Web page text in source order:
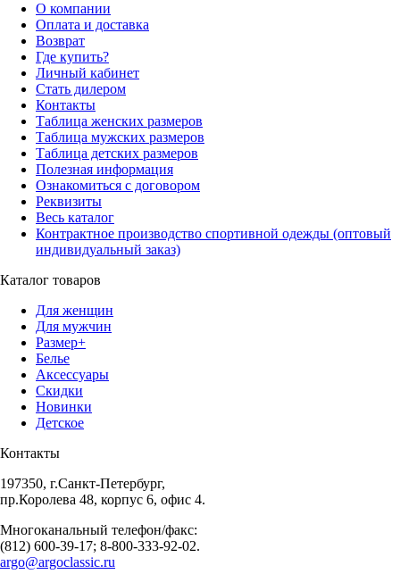
О компании
Оплата и доставка
Возврат
Где купить?
Личный кабинет
Стать дилером
Контакты
Таблица женских размеров
Таблица мужских размеров
Таблица детских размеров
Полезная информация
Ознакомиться с договором
Реквизиты
Весь каталог
Контрактное производство спортивной одежды (оптовый
индивидуальный заказ)
Каталог товаров
Для женщин
Для мужчин
Размер+
Белье
Аксессуары
Скидки
Новинки
Детское
Контакты
197350, г.Санкт-Петербург,
пр.Королева 48, корпус 6, офис 4.
Многоканальный телефон/факс:
(812) 600-39-17; 8-800-333-92-02.
argo@argoclassic.ru